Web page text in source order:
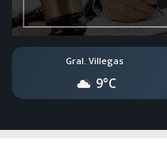
Gral. Villegas
9°C